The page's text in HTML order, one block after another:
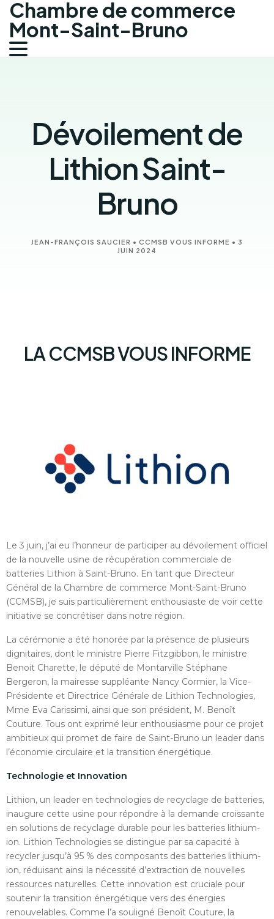
Chambre de commerce
Mont-Saint-Bruno
Dévoilement de
Lithion Saint-
Bruno
JEAN-FRANÇOIS SAUCIER • CCMSB VOUS INFORME • 3
JUIN 2024
LA CCMSB VOUS INFORME
Le 3 juin, j’ai eu l’honneur de participer au dévoilement officiel
de la nouvelle usine de récupération commerciale de
batteries Lithion à Saint-Bruno. En tant que Directeur
Général de la Chambre de commerce Mont-Saint-Bruno
(CCMSB), je suis particulièrement enthousiaste de voir cette
initiative se concrétiser dans notre région.
La cérémonie a été honorée par la présence de plusieurs
dignitaires, dont le ministre Pierre Fitzgibbon, le ministre
Benoit Charette, le député de Montarville Stéphane
Bergeron, la mairesse suppléante Nancy Cormier, la Vice-
Présidente et Directrice Générale de Lithion Technologies,
Mme Eva Carissimi, ainsi que son président, M. Benoît
Couture. Tous ont exprimé leur enthousiasme pour ce projet
ambitieux qui promet de faire de Saint-Bruno un leader dans
l’économie circulaire et la transition énergétique.
Technologie et Innovation
Lithion, un leader en technologies de recyclage de batteries,
inaugure cette usine pour répondre à la demande croissante
en solutions de recyclage durable pour les batteries lithium-
ion. Lithion Technologies se distingue par sa capacité à
recycler jusqu’à 95 % des composants des batteries lithium-
ion, réduisant ainsi la nécessité d’extraction de nouvelles
ressources naturelles. Cette innovation est cruciale pour
soutenir la transition énergétique vers des énergies
renouvelables. Comme l’a souligné Benoît Couture, la